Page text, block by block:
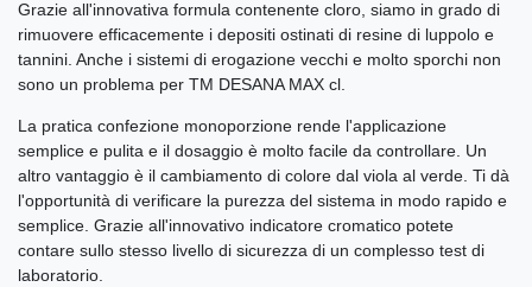
Grazie all'innovativa formula contenente cloro, siamo in grado di
rimuovere efficacemente i depositi ostinati di resine di luppolo e
tannini. Anche i sistemi di erogazione vecchi e molto sporchi non
sono un problema per TM DESANA MAX cl.
La pratica confezione monoporzione rende l'applicazione
semplice e pulita e il dosaggio è molto facile da controllare. Un
altro vantaggio è il cambiamento di colore dal viola al verde. Ti dà
l'opportunità di verificare la purezza del sistema in modo rapido e
semplice. Grazie all'innovativo indicatore cromatico potete
contare sullo stesso livello di sicurezza di un complesso test di
laboratorio.